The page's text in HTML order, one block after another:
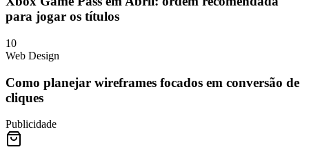
para jogar os títulos
10
Web Design
Como planejar wireframes focados em conversão de
cliques
Publicidade